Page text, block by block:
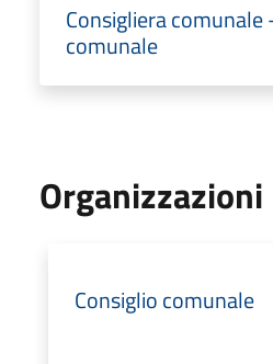
Consigliera comunale
comunale
Organizzazioni
Consiglio comunale